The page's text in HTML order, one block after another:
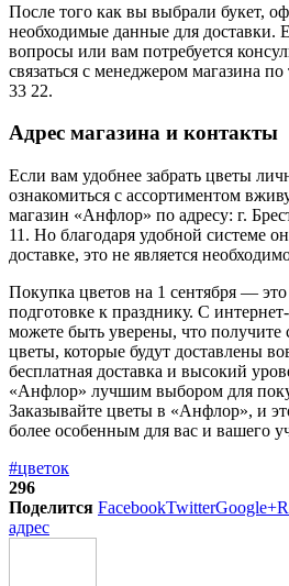
После того как вы выбрали букет,
необходимые данные для доставки.
вопросы или вам потребуется
связаться с менеджером магазина
33 22.
Адрес магазина и контакты
Если вам удобнее забрать цветы
ознакомиться с ассортиментом
магазин «Анфлор» по адресу: г.
11. Но благодаря удобной системе
доставке, это не является
Покупка цветов на 1 сентября —
подготовке к празднику. С
можете быть уверены, что получите
цветы, которые будут доставлены
бесплатная доставка и высокий
«Анфлор» лучшим выбором для
Заказывайте цветы в «Анфлор», и
более особенным для вас и вашего
#цветок
296
Поделится FacebookTwitterGoogle+
адрес